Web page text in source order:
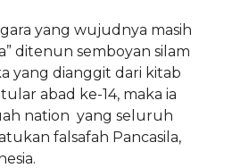
yang wujudnya masih
ditenun semboyan silam
yang dianggit dari kitab
abad ke-14, maka ia
nation yang seluruh
falsafah Pancasila,